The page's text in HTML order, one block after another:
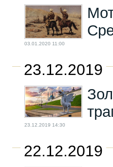
03.01.2020 11:00
23.12.2019
23.12.2019 14:30
22.12.2019